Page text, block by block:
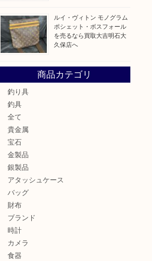
ルイ・ヴィトン モノグラム
ポシェット・ボスフォール
を売るなら買取大吉明石大
久保店へ
商品カテゴリ
釣り具
釣具
全て
貴金属
宝石
金製品
銀製品
アタッシュケース
バッグ
財布
ブランド
時計
カメラ
食器